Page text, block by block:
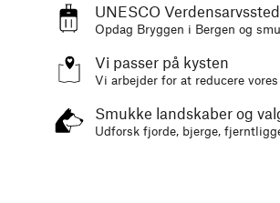
UNESCO
Opdag Bryggen i Bergen og
Vi passer på kysten
Vi arbejder for at reducere
Smukke landskaber og
Udforsk fjorde, bjerge,